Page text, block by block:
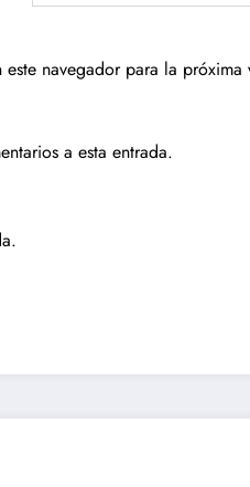
navegador para la próxima
a esta entrada.